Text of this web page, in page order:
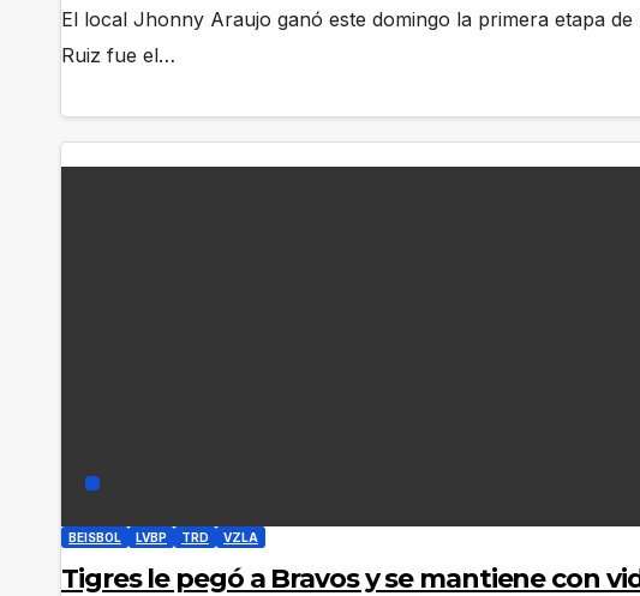
El local Jhonny Araujo ganó este domingo la primera etapa
Ruiz fue el…
BEISBOL LVBP TRD VZLA
Tigres le pegó a Bravos y se mantiene con